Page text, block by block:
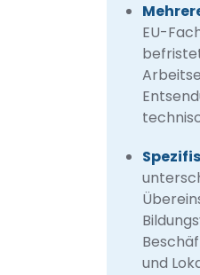
EU-
und